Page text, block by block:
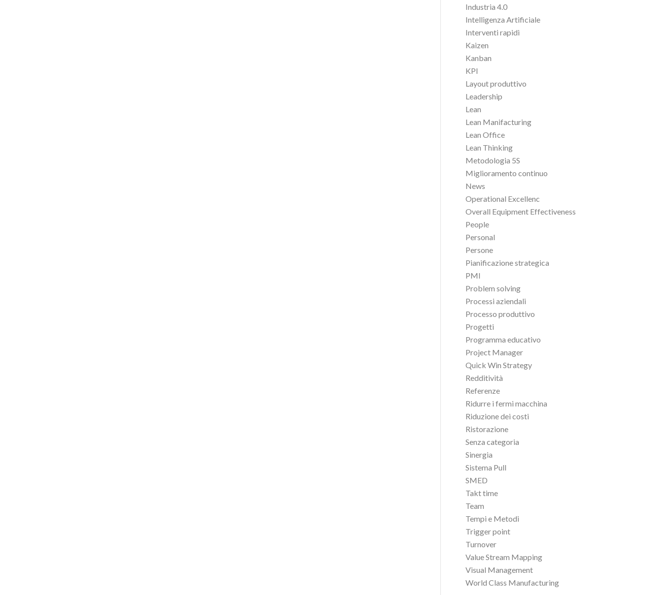
Industria 4.0
Intelligenza Artificiale
Interventi rapidi
Kaizen
Kanban
KPI
Layout produttivo
Leadership
Lean
Lean Manifacturing
Lean Office
Lean Thinking
Metodologia 5S
Miglioramento continuo
News
Operational Excellenc
Overall Equipment Effectiveness
People
Personal
Persone
Pianificazione strategica
PMI
Problem solving
Processi aziendali
Processo produttivo
Progetti
Programma educativo
Project Manager
Quick Win Strategy
Redditività
Referenze
Ridurre i fermi macchina
Riduzione dei costi
Ristorazione
Senza categoria
Sinergia
Sistema Pull
SMED
Takt time
Team
Tempi e Metodi
Trigger point
Turnover
Value Stream Mapping
Visual Management
World Class Manufacturing